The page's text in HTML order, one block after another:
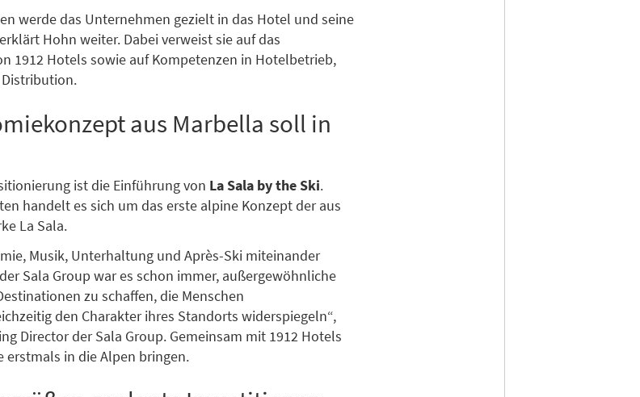
werde das Unternehmen gezielt in das Hotel und seine
Hohn weiter. Dabei verweist sie auf das
1912 Hotels sowie auf Kompetenzen in Hotelbetrieb,
aus Marbella soll in
ist die Einführung von La Sala by the Ski.
handelt es sich um das erste alpine Konzept der aus
La Sala.
Musik, Unterhaltung und Après-Ski miteinander
Sala Group war es schon immer, außergewöhnliche
zu schaffen, die Menschen
den Charakter ihres Standorts widerspiegeln“,
Director der Sala Group. Gemeinsam mit 1912 Hotels
erstmals in die Alpen bringen.